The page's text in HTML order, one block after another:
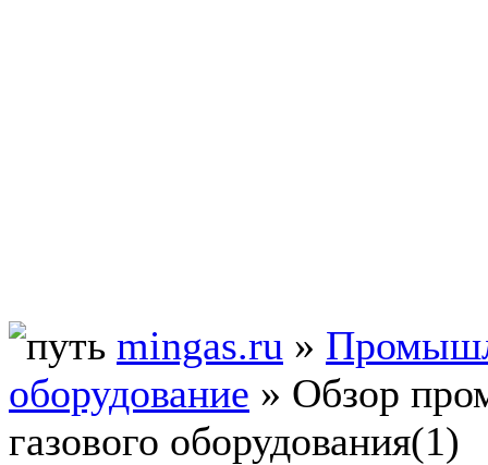
mingas.ru »
оборудование » Обзор
газового оборудования(1)